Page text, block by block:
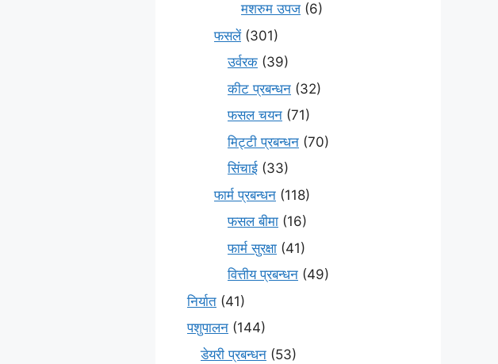
मशरुम उपज (6)
फसलें(301)
उर्वरक (39)
कीट प्रबन्धन (32)
फसल चयन (71)
मि‌ट्टी प्रबन्धन (70)
सिंचाई (33)
फार्म प्रबन्धन (118)
फसल बीमा (16)
फार्म सुरक्षा (41)
वित्तीय प्रबन्धन (49)
निर्यात (41)
पशुपालन (144)
डेयरी प्रबन्धन (53)